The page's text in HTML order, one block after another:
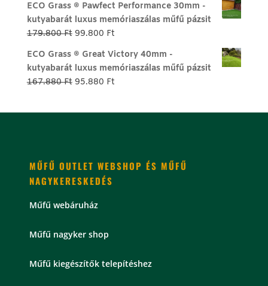
was:
146.387 Ft.
is:
105.468 Ft.
ECO Grass ® Pawfect Performance 30mm -
kutyabarát luxus memóriaszálas műfű pázsit
179.800Ft Original
was:
179.800 Ft.
99.800 FtCurrent
is:
99.800 Ft.
ECO Grass ® Great Victory 40mm -
kutyabarát luxus memóriaszálas műfű pázsit
167.880Ft Original
95.880 FtCurrent
MŰFŰ OUTLET WEBSHOP ÉS MŰFŰ
NAGYKERESKEDÉS
Műfű webáruház
Műfű nagyker shop
Műfű kiegészítők telepítéshez